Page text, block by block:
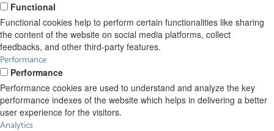
Functional
Functional cookies help to perform certain functionalities like sharing
the content of the website on social media platforms, collect
feedbacks, and other third-party features.
Performance
Performance
Performance cookies are used to understand and analyze the key
performance indexes of the website which helps in delivering a better
user experience for the visitors.
Analytics